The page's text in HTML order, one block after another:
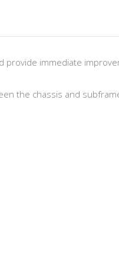
provide immediate
the chassis and